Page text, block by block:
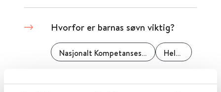
Hvorfor er barnas søvn viktig?
Nasjonalt Kompetansesenter for Søvnsykdommer (SOVno) Helse Bergen